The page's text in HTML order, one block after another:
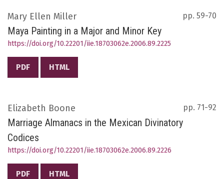
Mary Ellen Miller pp. 59-70
Maya Painting in a Major and Minor Key
https://doi.org/10.22201/iie.18703062e.2006.89.2225
PDF HTML
Elizabeth Boone pp. 71-92
Marriage Almanacs in the Mexican Divinatory
Codices
https://doi.org/10.22201/iie.18703062e.2006.89.2226
PDF HTML